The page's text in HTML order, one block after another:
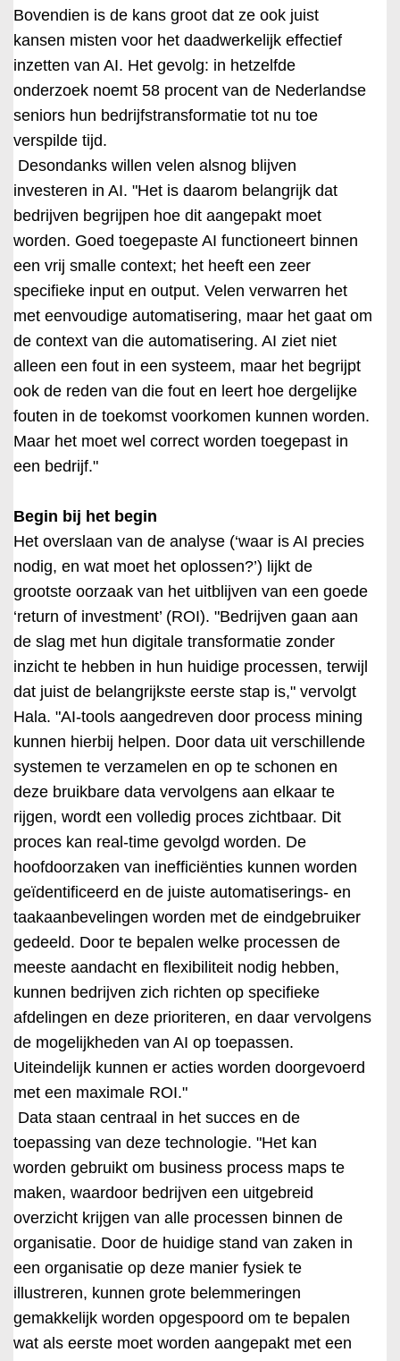
Bovendien is de kans groot dat ze ook juist
kansen misten voor het daadwerkelijk effectief
inzetten van AI. Het gevolg: in hetzelfde
onderzoek noemt 58 procent van de Nederlandse
seniors hun bedrijfstransformatie tot nu toe
verspilde tijd.
Desondanks willen velen alsnog blijven
investeren in AI. "Het is daarom belangrijk dat
bedrijven begrijpen hoe dit aangepakt moet
worden. Goed toegepaste AI functioneert binnen
een vrij smalle context; het heeft een zeer
specifieke input en output. Velen verwarren het
met eenvoudige automatisering, maar het gaat om
de context van die automatisering. AI ziet niet
alleen een fout in een systeem, maar het begrijpt
ook de reden van die fout en leert hoe dergelijke
fouten in de toekomst voorkomen kunnen worden.
Maar het moet wel correct worden toegepast in
een bedrijf."
Begin bij het begin
Het overslaan van de analyse (‘waar is AI precies
nodig, en wat moet het oplossen?’) lijkt de
grootste oorzaak van het uitblijven van een goede
‘return of investment’ (ROI). "Bedrijven gaan aan
de slag met hun digitale transformatie zonder
inzicht te hebben in hun huidige processen, terwijl
dat juist de belangrijkste eerste stap is," vervolgt
Hala. "AI-tools aangedreven door process mining
kunnen hierbij helpen. Door data uit verschillende
systemen te verzamelen en op te schonen en
deze bruikbare data vervolgens aan elkaar te
rijgen, wordt een volledig proces zichtbaar. Dit
proces kan real-time gevolgd worden. De
hoofdoorzaken van inefficiënties kunnen worden
geïdentificeerd en de juiste automatiserings- en
taakaanbevelingen worden met de eindgebruiker
gedeeld. Door te bepalen welke processen de
meeste aandacht en flexibiliteit nodig hebben,
kunnen bedrijven zich richten op specifieke
afdelingen en deze prioriteren, en daar vervolgens
de mogelijkheden van AI op toepassen.
Uiteindelijk kunnen er acties worden doorgevoerd
met een maximale ROI."
Data staan centraal in het succes en de
toepassing van deze technologie. "Het kan
worden gebruikt om business process maps te
maken, waardoor bedrijven een uitgebreid
overzicht krijgen van alle processen binnen de
organisatie. Door de huidige stand van zaken in
een organisatie op deze manier fysiek te
illustreren, kunnen grote belemmeringen
gemakkelijk worden opgespoord om te bepalen
wat als eerste moet worden aangepakt met een